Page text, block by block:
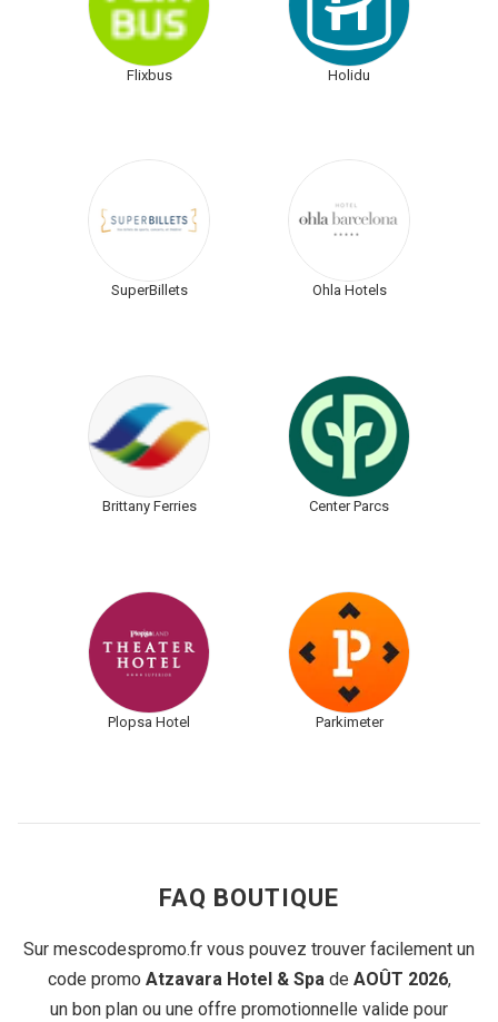
Flixbus Holidu
SuperBillets Ohla Hotels
Brittany Ferries Center Parcs
Plopsa Hotel Parkimeter
FAQ BOUTIQUE
Sur mescodespromo.fr vous pouvez trouver facilement un
code promo Atzavara Hotel & Spade AOÛT 2026,
un bon plan ou une offre promotionnelle valide pour